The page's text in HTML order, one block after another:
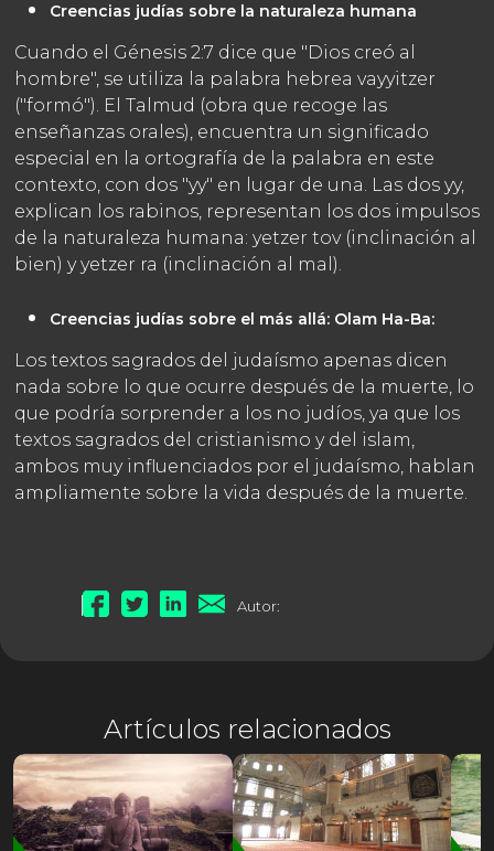
Creencias judías sobre la naturaleza humana
Cuando el Génesis 2:7 dice que "Dios creó al
hombre", se utiliza la palabra hebrea vayyitzer
("formó"). El Talmud (obra que recoge las
enseñanzas orales), encuentra un significado
especial en la ortografía de la palabra en este
contexto, con dos "yy" en lugar de una. Las dos yy,
explican los rabinos, representan los dos impulsos
de la naturaleza humana: yetzer tov (inclinación al
bien) y yetzer ra (inclinación al mal).
Creencias judías sobre el más allá: Olam Ha-Ba:
Los textos sagrados del judaísmo apenas dicen
nada sobre lo que ocurre después de la muerte, lo
que podría sorprender a los no judíos, ya que los
textos sagrados del cristianismo y del islam,
ambos muy influenciados por el judaísmo, hablan
ampliamente sobre la vida después de la muerte.
Autor:
Artículos relacionados